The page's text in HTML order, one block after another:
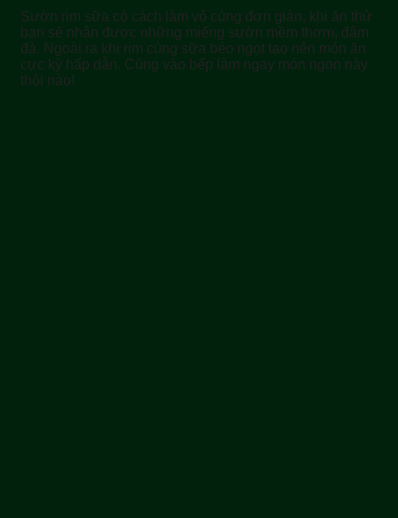
Sườn rim sữa có cách làm vô cùng đơn giản, khi ăn thử
bạn sẽ nhận được những miếng sườn mềm thơm, đậm
đà. Ngoài ra khi rim cùng sữa béo ngọt tạo nên món ăn
cực kỳ hấp dẫn. Cùng vào bếp làm ngay món ngon này
thôi nào!